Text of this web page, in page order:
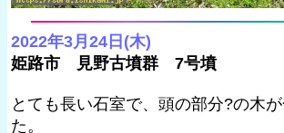
2022年3月24日(木)
姫路市 見野古墳群 7号墳
とても長い石室で、頭の部分?の木
た。